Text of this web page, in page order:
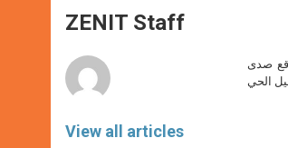
p
p
g
e
o
k
ZENIT Staff
View all articles
صدى